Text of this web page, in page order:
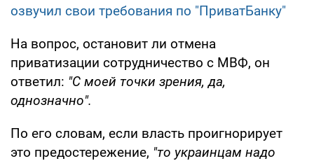
озвучил свои требования по "ПриватБанку"
На вопрос, остановит ли отмена
приватизации сотрудничество с МВФ, он
ответил: "С моей точки зрения, да,
однозначно".
По его словам, если власть проигнорирует
это предостережение, "то украинцам надо